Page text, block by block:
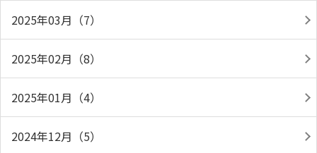
2025年03月（7）
2025年02月（8）
2025年01月（4）
2024年12月（5）